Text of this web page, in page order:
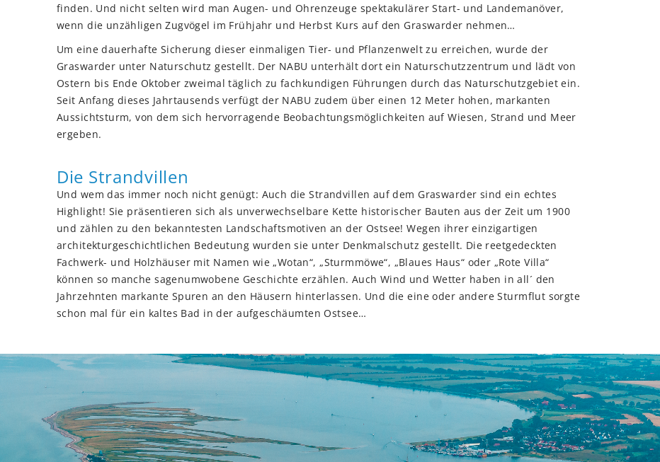
finden. Und nicht selten wird man Augen- und Ohrenzeuge spektakulärer Start- und Landemanöver,
wenn die unzähligen Zugvögel im Frühjahr und Herbst Kurs auf den Graswarder nehmen…
Um eine dauerhafte Sicherung dieser einmaligen Tier- und Pflanzenwelt zu erreichen, wurde der
Graswarder unter Naturschutz gestellt. Der NABU unterhält dort ein Naturschutzzentrum und lädt von
Ostern bis Ende Oktober zweimal täglich zu fachkundigen Führungen durch das Naturschutzgebiet ein.
Seit Anfang dieses Jahrtausends verfügt der NABU zudem über einen 12 Meter hohen, markanten
Aussichtsturm, von dem sich hervorragende Beobachtungsmöglichkeiten auf Wiesen, Strand und Meer
ergeben.
Die Strandvillen
Und wem das immer noch nicht genügt: Auch die Strandvillen auf dem Graswarder sind ein echtes
Highlight! Sie präsentieren sich als unverwechselbare Kette historischer Bauten aus der Zeit um 1900
und zählen zu den bekanntesten Landschaftsmotiven an der Ostsee! Wegen ihrer einzigartigen
architekturgeschichtlichen Bedeutung wurden sie unter Denkmalschutz gestellt. Die reetgedeckten
Fachwerk- und Holzhäuser mit Namen wie „Wotan“, „Sturmmöwe“, „Blaues Haus“ oder „Rote Villa“
können so manche sagenumwobene Geschichte erzählen. Auch Wind und Wetter haben in all´ den
Jahrzehnten markante Spuren an den Häusern hinterlassen. Und die eine oder andere Sturmflut sorgte
schon mal für ein kaltes Bad in der aufgeschäumten Ostsee…